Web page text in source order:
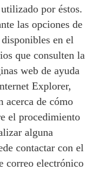
por éstos.
las opciones de
en el
que consulten la
web de ayuda
Explorer,
acerca de cómo
el procedimiento
alguna
contactar con el
correo electrónico